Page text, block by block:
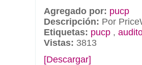
Agregado por: pucp
Descripción: Por
Etiquetas: pucp ,
Vistas: 3813
[Descargar]